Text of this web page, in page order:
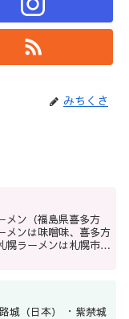
みちくさ
メン（福島県喜多方
メンは味噌味、喜多方
幌ラーメンは札幌市、